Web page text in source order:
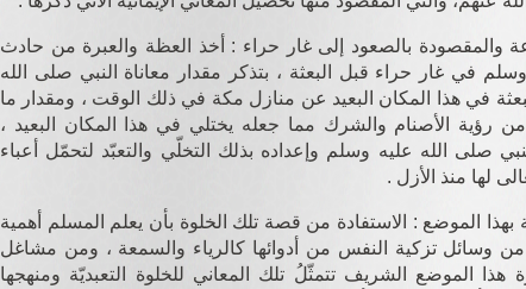
والمقصودة بالصعود إلى غار حراء : أخذ العظة والعبرة من حادث
في غار حراء قبل البعثة ، بتذكر مقدار معاناة النبي صلى الله
في هذا المكان البعيد عن منازل مكة في ذلك الوقت ، ومقدار ما
الأصنام والشرك مما جعله يختلي في هذا المكان البعيد ،
صلى الله عليه وسلم وإعداده بذلك التخلّي والتعبّد لتحمّل أعباء
لها منذ الأزل .
بهذا الموضع : الاستفادة من قصة تلك الخلوة بأن يعلم المسلم أهمية
من وسائل تزكية النفس من أدوائها كالرياء والسمعة ، ومن مشاغل
هذا الموضع الشريف تتمثّلُ تلك المعاني للخلوة التعبديّة ومنهجها